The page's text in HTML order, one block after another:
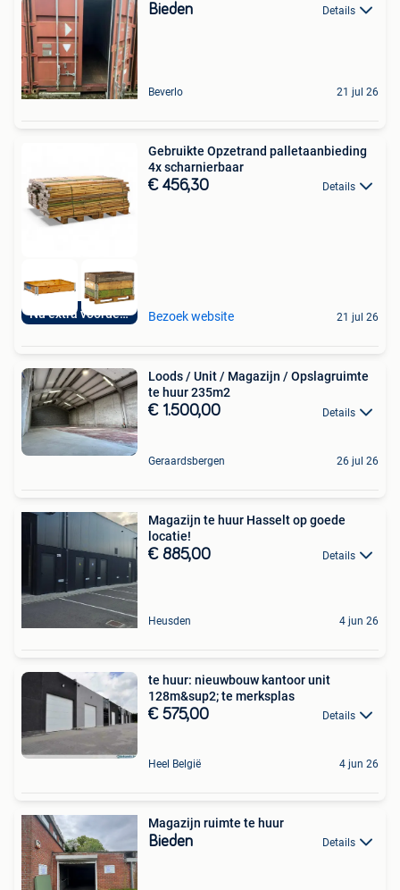
Bieden Details
Beverlo 21 jul 26
Nu extra voordelig
Gebruikte Opzetrand palletaanbieding
4x scharnierbaar
€ 456,30 Details
Bezoek website 21 jul 26
Loods / Unit / Magazijn / Opslagruimte
te huur 235m2
€ 1.500,00 Details
Geraardsbergen 26 jul 26
Magazijn te huur Hasselt op goede
locatie!
€ 885,00 Details
Heusden 4 jun 26
te huur: nieuwbouw kantoor unit
128m&sup2; te merksplas
€ 575,00 Details
Heel België 4 jun 26
Magazijn ruimte te huur
Bieden Details